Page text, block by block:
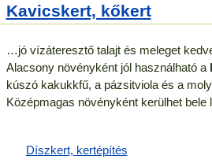
Kavicskert, kőkert
…jó vízáteresztő talajt és meleget
Alacsony növényként jól használható a
kúszó kakukkfű, a pázsitviola és a
Középmagas növényként kerülhet